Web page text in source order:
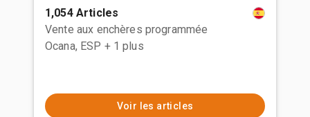
1,054 Articles
Vente aux enchères programmée
Ocana, ESP + 1 plus
Voir les articles